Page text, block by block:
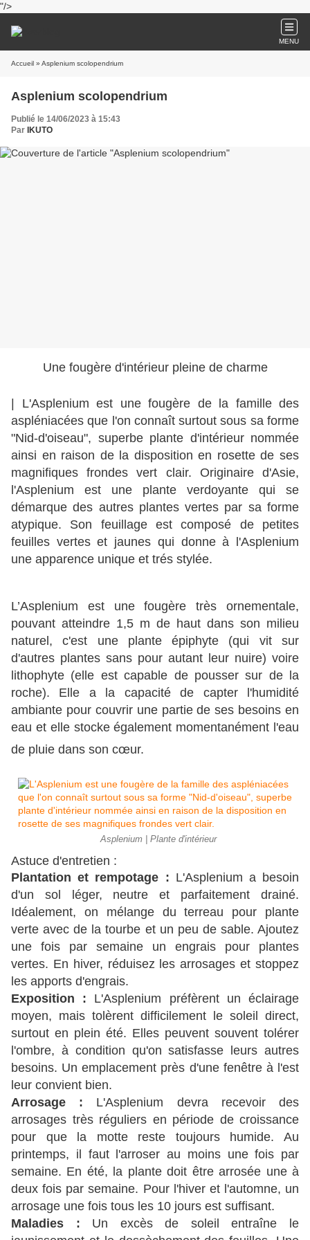
"/>
MENU
Accueil » Asplenium scolopendrium
Asplenium scolopendrium
Publié le 14/06/2023 à 15:43
Par IKUTO
Une fougère d'intérieur pleine de charme
| L'Asplenium est une fougère de la famille des
aspléniacées que l'on connaît surtout sous sa forme
"Nid-d'oiseau", superbe plante d'intérieur nommée
ainsi en raison de la disposition en rosette de ses
magnifiques frondes vert clair. Originaire d'Asie,
l'Asplenium est une plante verdoyante qui se
démarque des autres plantes vertes par sa forme
atypique. Son feuillage est composé de petites
feuilles vertes et jaunes qui donne à l'Asplenium
une apparence unique et trés stylée.
L’Asplenium est une fougère très ornementale,
pouvant atteindre 1,5 m de haut dans son milieu
naturel, c'est une plante épiphyte (qui vit sur
d'autres plantes sans pour autant leur nuire) voire
lithophyte (elle est capable de pousser sur de la
roche). Elle a la capacité de capter l'humidité
ambiante pour couvrir une partie de ses besoins en
eau et elle stocke également momentanément l'eau
de pluie dans son cœur.
Asplenium | Plante d'intérieur
Astuce d'entretien :
Plantation et rempotage : L'Asplenium a besoin
d'un sol léger, neutre et parfaitement drainé.
Idéalement, on mélange du terreau pour plante
verte avec de la tourbe et un peu de sable. Ajoutez
une fois par semaine un engrais pour plantes
vertes. En hiver, réduisez les arrosages et stoppez
les apports d'engrais.
Exposition : L'Asplenium préfèrent un éclairage
moyen, mais tolèrent difficilement le soleil direct,
surtout en plein été. Elles peuvent souvent tolérer
l'ombre, à condition qu'on satisfasse leurs autres
besoins. Un emplacement près d'une fenêtre à l'est
leur convient bien.
Arrosage :
L'Asplenium devra recevoir des
arrosages très réguliers en période de croissance
pour que la motte reste toujours humide. Au
printemps, il faut l'arroser au moins une fois par
semaine. En été, la plante doit être arrosée une à
deux fois par semaine. Pour l'hiver et l'automne, un
arrosage une fois tous les 10 jours est suffisant.
Maladies : Un excès de soleil entraîne le